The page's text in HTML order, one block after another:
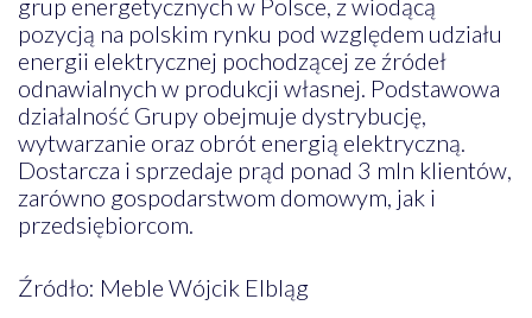
grup energetycznych w Polsce, z wiodącą
pozycją na polskim rynku pod względem udziału
energii elektrycznej pochodzącej ze źródeł
odnawialnych w produkcji własnej. Podstawowa
działalność Grupy obejmuje dystrybucję,
wytwarzanie oraz obrót energią elektryczną.
Dostarcza i sprzedaje prąd ponad 3 mln klientów,
zarówno gospodarstwom domowym, jak i
przedsiębiorcom.
Źródło: Meble Wójcik Elbląg